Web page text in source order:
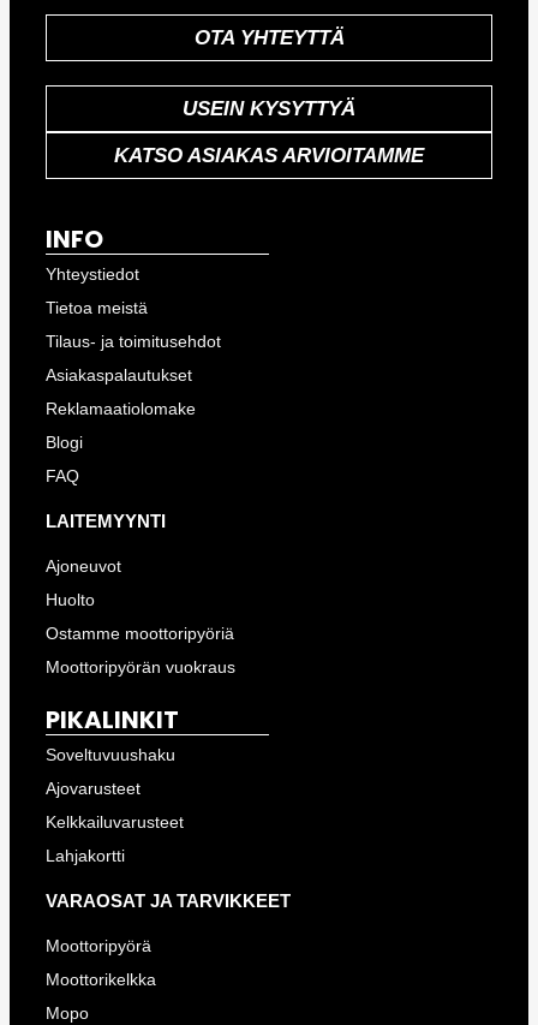
OTA YHTEYTTÄ
USEIN KYSYTTYÄ
KATSO ASIAKAS ARVIOITAMME
INFO
Yhteystiedot
Tietoa meistä
Tilaus- ja toimitusehdot
Asiakaspalautukset
Reklamaatiolomake
Blogi
FAQ
LAITEMYYNTI
Ajoneuvot
Huolto
Ostamme moottoripyöriä
Moottoripyörän vuokraus
PIKALINKIT
Soveltuvuushaku
Ajovarusteet
Kelkkailuvarusteet
Lahjakortti
VARAOSAT JA TARVIKKEET
Moottoripyörä
Moottorikelkka
Mopo